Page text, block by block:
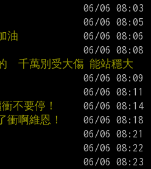
油
千萬別受大傷 能站穩大
不要停！
衝啊維恩！